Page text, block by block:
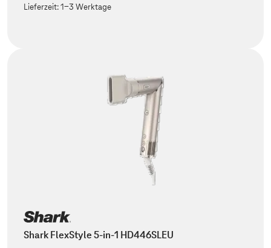
Lieferzeit:1-3 Werktage
Shark FlexStyle 5-in-1 HD446SLEU